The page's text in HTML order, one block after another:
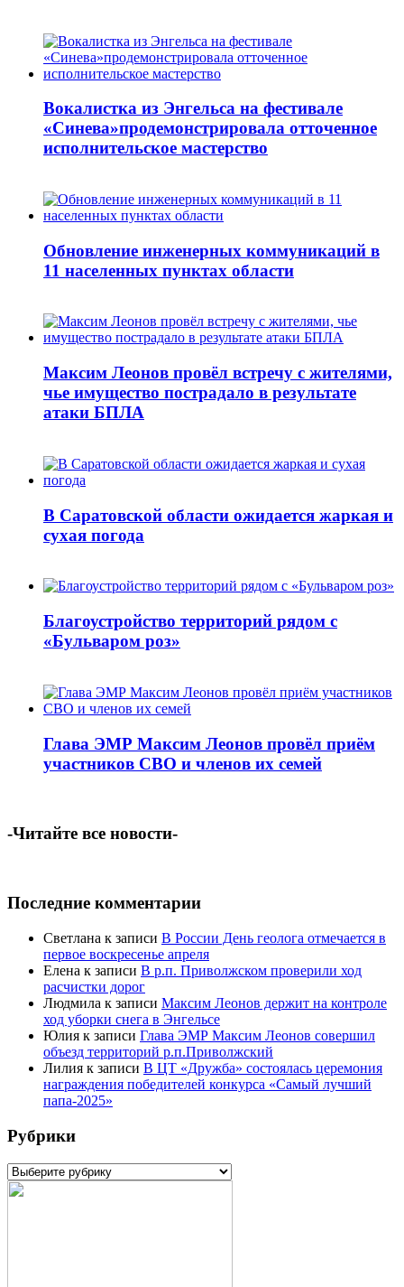
Вокалистка из Энгельса на фестивале
«Синева»продемонстрировала отточенное
исполнительское мастерство
Обновление инженерных коммуникаций в
11 населенных пунктах области
Максим Леонов провёл встречу с жителями,
чье имущество пострадало в результате
атаки БПЛА
В Саратовской области ожидается жаркая и
сухая погода
Благоустройство территорий рядом с
«Бульваром роз»
Глава ЭМР Максим Леонов провёл приём
участников СВО и членов их семей
-Читайте все новости-
Последние комментарии
Светлана к записи В России День геолога отмечается в
первое воскресенье апреля
Елена к записи В р.п. Приволжском проверили ход
расчистки дорог
Людмила к записи Максим Леонов держит на контроле
ход уборки снега в Энгельсе
Юлия к записи Глава ЭМР Максим Леонов совершил
объезд территорий р.п.Приволжский
Лилия к записи В ЦТ «Дружба» состоялась церемония
награждения победителей конкурса «Самый лучший
папа-2025»
Рубрики
Рубрики